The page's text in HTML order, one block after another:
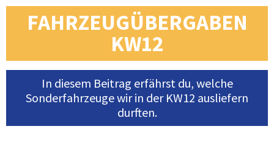
FAHRZEUGÜBERGABEN
KW12
In diesem Beitrag erfährst du, welche
Sonderfahrzeuge wir in der KW12 ausliefern
durften.